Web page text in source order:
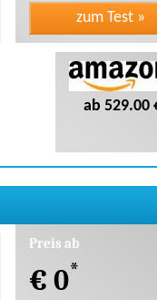
ab 529.00
Preis ab
€ 0*